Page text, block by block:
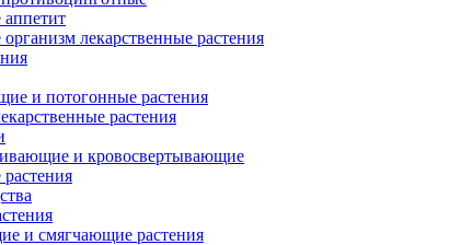
лекарственные растения
и потогонные растения
растения
и кровосвертывающие
и смягчающие растения